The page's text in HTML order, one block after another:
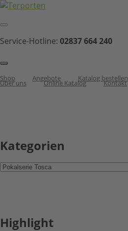
Service-Hotline: 02837 664 240
Shop Angebote Katalog bestellen
Über uns Online Katalog Kontakt
Kategorien
Highlight